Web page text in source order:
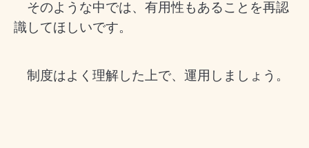
そのような中では、有用性もあることを再認
識してほしいです。
制度はよく理解した上で、運用しましょう。